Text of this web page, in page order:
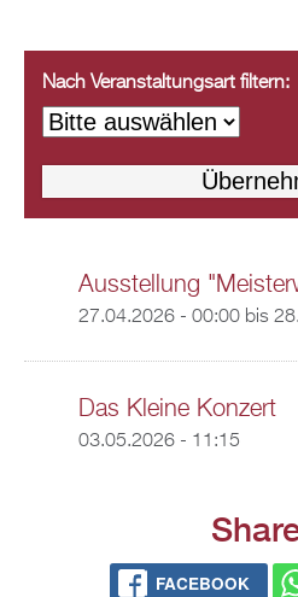
Nach Veranstaltungsart filtern:
Ausstellung
27.04.2026 - 00:00bis
Das Kleine Konzert
03.05.2026 - 11:15
FACEBOOK